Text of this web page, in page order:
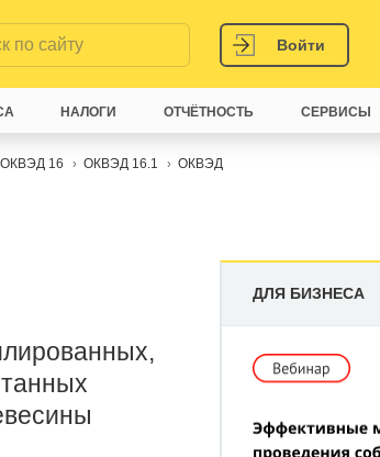
Войти
ОКВЭД 16 ОКВЭД 16.1
ОКВЭД
ДЛЯ БИЗНЕСА
НАЛОГИ ОТЧЁТНОСТЬ СЕРВИСЫ